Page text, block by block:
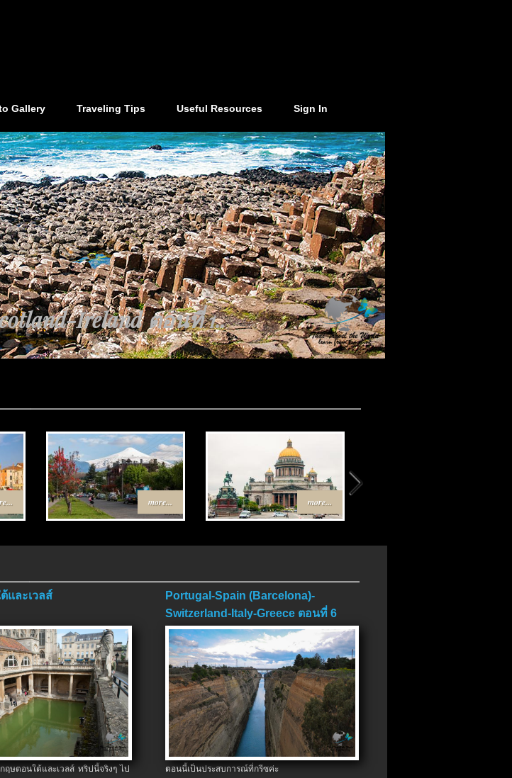
Gallery Traveling Tips Useful Resources Sign In
Ireland ตอนที่ 1..
ตอนที่ 4 ตอนจบ..
more... more...
และเวลส์
ฤษตอนใต้และเวลส์ ทริปนี้จริงๆ ไป
Portugal-Spain (Barcelona)-
Switzerland-Italy-Greece ตอนที่ 6
ตอนจบ
ตอนนี้เป็นประสบการณ์ที่กรีซค่ะ